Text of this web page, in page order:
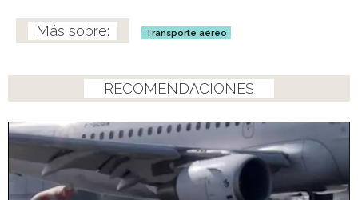
Transporte aéreo
RECOMENDACIONES